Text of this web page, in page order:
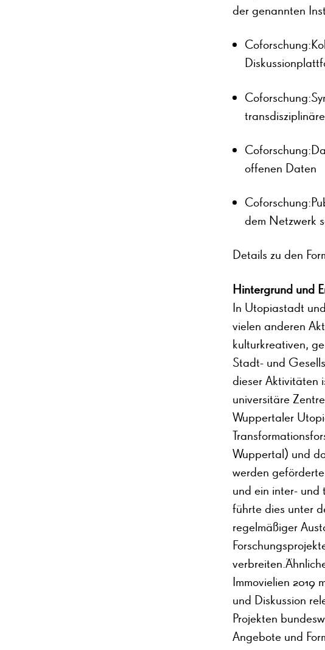
der genannten
offenen Daten
dem Netzwerk
Details zu den
Hintergrund und
In Utopiastadt
vielen anderen
kulturkreativen,
Stadt- und
dieser Aktivitäten
universitäre
Wuppertaler
Wuppertal) und
werden
und ein inter- und
führte dies unter
regelmäßiger
Immovielien 2019
und Diskussion
Projekten
Angebote und